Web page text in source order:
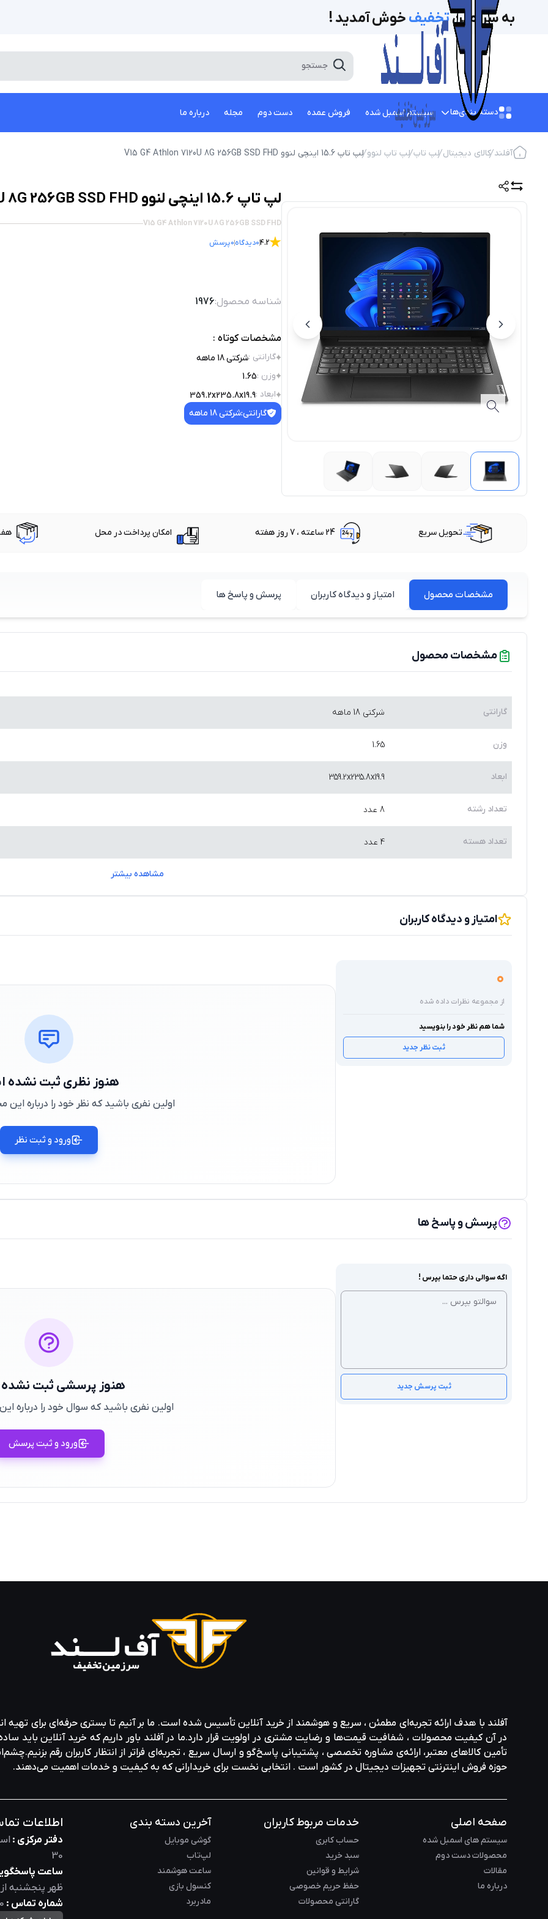
به سرزمینتخفیف‌ خوش آمدید !
دسته بندی‌ها سیستم اسمبل شده فروش عمده دست دوم مجله درباره ما
آفلند کالای دیجیتال لپ تاپ لپ تاپ لنوو لپ تاپ 15.6 اینچی لنوو V15 G4 Athlon 7120U 8G 256GB SSD FHD
لپ تاپ 15.6 اینچی لنوو V15 G4 Athlon 7120U 8G 256GB SSD FHD
V15 G4 Athlon 7120U 8G 256GB SSD FHD
4.2
0دیدگاه0پرسش
شناسه محصول:1976
مشخصات کوتاه :
گارانتی :شرکتی 18 ماهه
وزن :
1.65
ابعاد:
359.2x235.8x19.9
گارانتی:شرکتی 18 ماهه
تحویل سریع 24 ساعته ، 7 روز هفته امکان پرداخت در محل
مشخصات محصول امتیاز و دیدگاه کاربران پرسش و پاسخ ها
مشخصات محصول
گارانتی شرکتی 18 ماهه
وزن 1.65
ابعاد 359.2x235.8x19.9
تعداد رشته 8 عدد
تعداد هسته 4 عدد
مشاهده بیشتر
امتیاز و دیدگاه کاربران
0
از مجموعه نظرات داده شده
شما هم نظر خود را بنویسید
ثبت نظر جدید
هنوز نظری ثبت نشده
اولین نفری باشید که نظر خود را درباره
ورود و ثبت نظر
پرسش و پاسخ ها
اگه سوالی داری حتما بپرس !
ثبت پرسش جدید هنوز پرسشی ثبت
اولین نفری باشید که سوال خود را درباره
ورود و ثبت پرسش
آفلند با هدف ارائه‌ تجربه‌ای مطمئن ، سریع و هوشمند از خرید آنلاین تأسیس شده است. ما بر آنیم تا بستری حرفه‌ای برای تهیه‌
در آن کیفیت محصولات ، شفافیت قیمت‌ها و رضایت مشتری در اولویت قرار دارد.ما در آفلند باور داریم که خرید آنلاین باید
تأمین کالاهای معتبر، ارائه‌ی مشاوره‌ تخصصی ، پشتیبانی پاسخ‌گو و ارسال سریع ، تجربه‌ای فراتر از انتظار کاربران رقم
حوزه‌ فروش اینترنتی تجهیزات دیجیتال در کشور است . انتخابی نخست برای خریدارانی که به کیفیت و خدمات اهمیت می‌دهند.
صفحه اصلی
سیستم های اسمبل شده
محصولات دست دوم
مقالات
درباره ما
خدمات مربوط کاربران
حساب کابری
سبد خرید
شرایط و قوانین
حفظ حریم خصوصی
گارانتی محصولات
آخرین دسته بندی
گوشی موبایل
لپ‌تاب
ساعت هوشمند
کنسول بازی
مادربرد
اطلاعات
دفتر مرکزی :
30
ساعت
ظهر پنجشنبه
شماره تماس :